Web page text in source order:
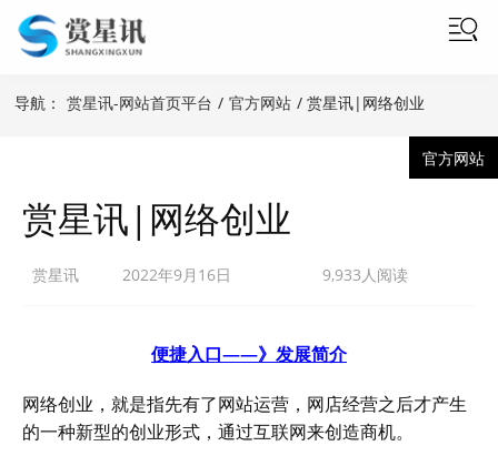
导航： 赏星讯-网站首页平台 / 官方网站 / 赏星讯|网络创业
官方网站
赏星讯|网络创业
赏星讯 2022年9月16日 9,933人阅读
便捷入口——》发展简介
网络创业，就是指先有了网站运营，网店经营之后才产生
的一种新型的创业形式，通过互联网来创造商机。